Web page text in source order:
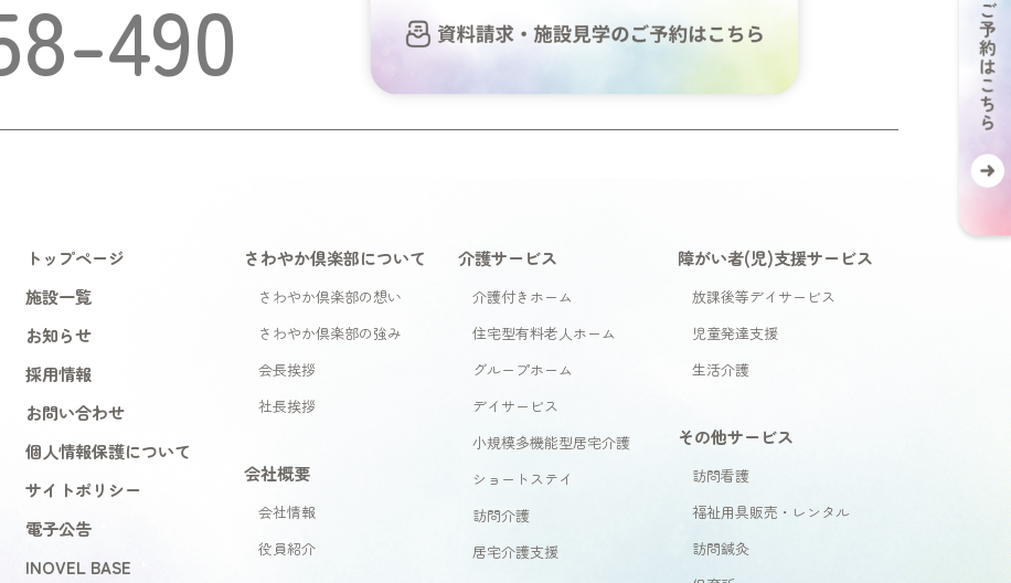
490
トップページ
施設一覧
お知らせ
採用情報
お問い合わせ
個人情報保護について
サイトポリシー
電子公告
INOVEL BASE
さわやか倶楽部について
さわやか倶楽部の想い
さわやか倶楽部の強み
会長挨拶
社長挨拶
会社概要
会社情報
役員紹介
介護サービス
介護付きホーム
住宅型有料老人ホーム
グループホーム
デイサービス
小規模多機能型居宅介護
ショートステイ
訪問介護
居宅介護支援
障がい者(児)支援サービス
放課後等デイサービス
児童発達支援
生活介護
その他サービス
訪問看護
福祉用具販売・レンタル
訪問鍼灸